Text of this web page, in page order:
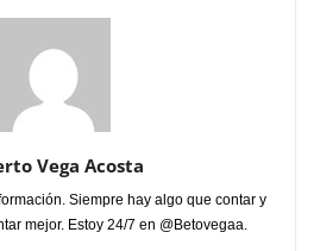
Vega Acosta
Siempre hay algo que contar y
mejor. Estoy 24/7 en @Betovegaa.